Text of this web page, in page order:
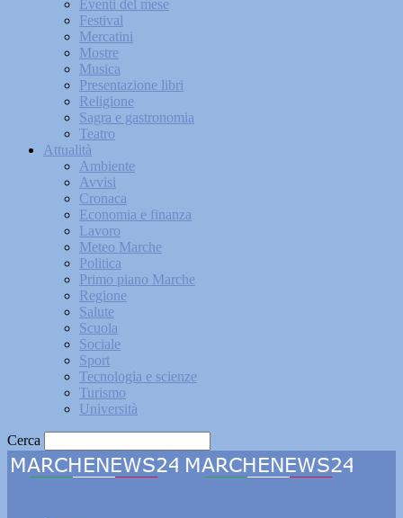
Eventi del mese
Festival
Mercatini
Mostre
Musica
Presentazione libri
Religione
Sagra e gastronomia
Teatro
Attualità
Ambiente
Avvisi
Cronaca
Economia e finanza
Lavoro
Meteo Marche
Politica
Primo piano Marche
Regione
Salute
Scuola
Sociale
Sport
Tecnologia e scienze
Turismo
Università
Cerca